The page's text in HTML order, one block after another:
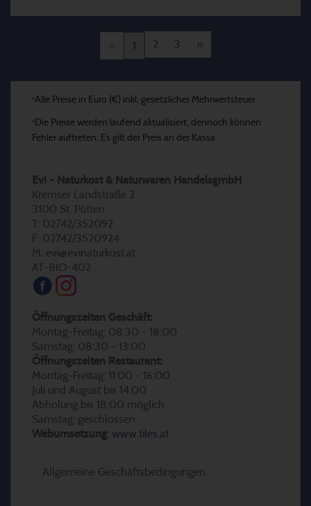
1 2 3 »
*Alle Preise in Euro (€) inkl. gesetzlicher Mehrwertsteuer
* Die Preise werden laufend aktualisiert, dennoch können
Fehler auftreten. Es gilt der Preis an der Kassa.
Evi - Naturkost & Naturwaren HandelsgmbH
Kremser Landstraße 2
3100 St. Pölten
T: 02742/352092
F: 02742/3520924
M: evi@evinaturkost.at
AT-BIO-402
Öffnungszeiten Geschäft:
Montag-Freitag: 08:30 - 18:00
Samstag: 08:30 - 13:00
Öffnungszeiten Restaurant:
Montag-Freitag: 11:00 - 16:00
Juli und August bis 14:00
Abholung bis 18:00 möglich
Samstag: geschlossen
Webumsetzung: www.tiles.at
Allgemeine Geschäftsbedingungen